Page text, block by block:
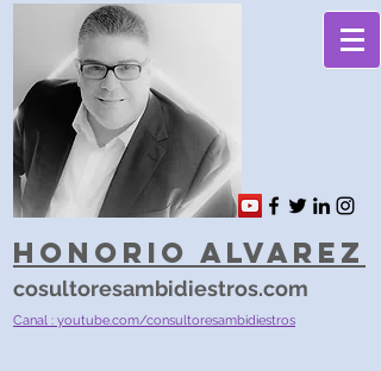
Honorio Alvarez
cosultoresambidiestros.com
Canal : youtube.com/consultoresambidiestros